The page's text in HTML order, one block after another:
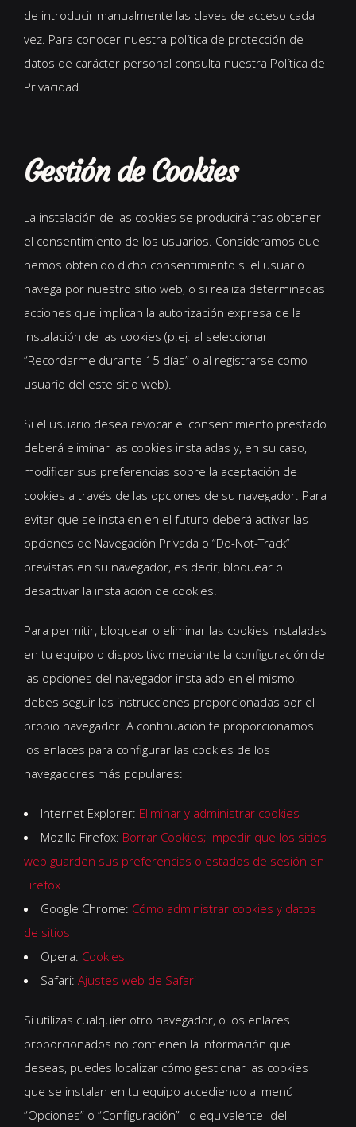
de introducir manualmente las claves de acceso cada
vez. Para conocer nuestra política de protección de
datos de carácter personal consulta nuestra Política de
Privacidad.
Gestión de Cookies
La instalación de las cookies se producirá tras obtener
el consentimiento de los usuarios. Consideramos que
hemos obtenido dicho consentimiento si el usuario
navega por nuestro sitio web, o si realiza determinadas
acciones que implican la autorización expresa de la
instalación de las cookies (p.ej. al seleccionar
“Recordarme durante 15 días” o al registrarse como
usuario del este sitio web).
Si el usuario desea revocar el consentimiento prestado
deberá eliminar las cookies instaladas y, en su caso,
modificar sus preferencias sobre la aceptación de
cookies a través de las opciones de su navegador. Para
evitar que se instalen en el futuro deberá activar las
opciones de Navegación Privada o “Do-Not-Track”
previstas en su navegador, es decir, bloquear o
desactivar la instalación de cookies.
Para permitir, bloquear o eliminar las cookies instaladas
en tu equipo o dispositivo mediante la configuración de
las opciones del navegador instalado en el mismo,
debes seguir las instrucciones proporcionadas por el
propio navegador. A continuación te proporcionamos
los enlaces para configurar las cookies de los
navegadores más populares:
Internet Explorer: Eliminar y administrar cookies
Mozilla Firefox: Borrar Cookies; Impedir que los sitios
web guarden sus preferencias o estados de sesión en
Firefox
Google Chrome: Cómo administrar cookies y datos
de sitios
Opera: Cookies
Safari: Ajustes web de Safari
Si utilizas cualquier otro navegador, o los enlaces
proporcionados no contienen la información que
deseas, puedes localizar cómo gestionar las cookies
que se instalan en tu equipo accediendo al menú
“Opciones” o “Configuración” –o equivalente- del